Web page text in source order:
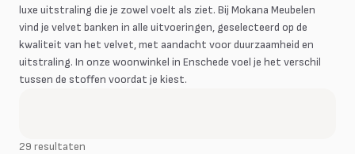
luxe uitstraling die je zowel voelt als ziet. Bij Mokana Meubelen
vind je velvet banken in alle uitvoeringen, geselecteerd op de
kwaliteit van het velvet, met aandacht voor duurzaamheid en
uitstraling. In onze woonwinkel in Enschede voel je het verschil
tussen de stoffen voordat je kiest.
29 resultaten